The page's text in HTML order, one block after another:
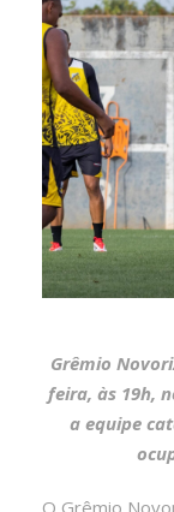
Grêmio
feira, às 19h,
a equipe
O Grêmio